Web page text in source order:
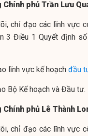
phủ Trần Lưu
chỉ đạo các lĩnh vực
3 Điều 1 Quyết định
lĩnh vực kế hoạch đầu
Bộ Kế hoạch và Đầu tư.
phủ Lê Thành
chỉ đạo các lĩnh vực